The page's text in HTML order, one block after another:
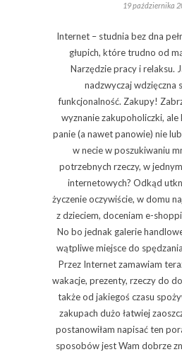
19 października
Internet – studnia bez dna
głupich, które trudno od
Narzędzie pracy i relaksu.
nadzwyczaj wdzięczna
funkcjonalność. Zakupy!
wyznanie zakupoholiczki,
panie (a nawet panowie) nie
w necie w poszukiwaniu
potrzebnych rzeczy, w
internetowych? Odkąd
życzenie oczywiście, w domu
z dzieciem, doceniam e-
No bo jednak galerie
wątpliwe miejsce do
Przez Internet zamawiam
wakacje, prezenty, rzeczy do
także od jakiegoś czasu
zakupach dużo łatwiej
postanowiłam napisać ten
sposobów jest Wam dobrze